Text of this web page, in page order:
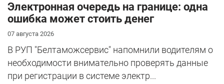
Электронная очередь на границе: одна
ошибка может стоить денег
07 августа 2026
В РУП "Белтаможсервис" напомнили водителям о
необходимости внимательно проверять данные
при регистрации в системе электр...